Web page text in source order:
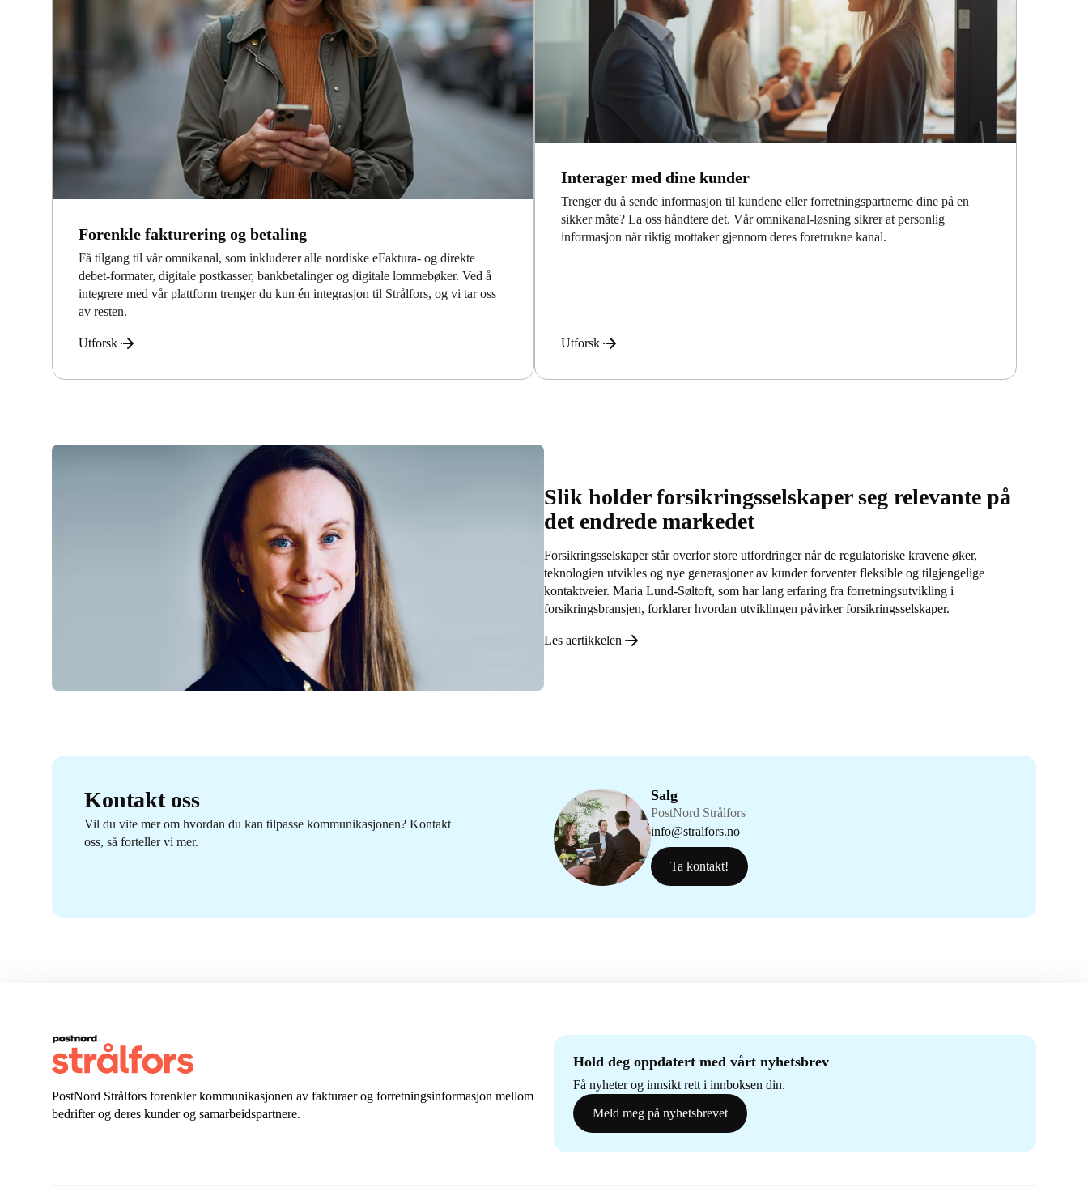
Forenkle fakturering og betaling
Få tilgang til vår omnikanal, som inkluderer alle nordiske eFaktura- og direkte
debet-formater, digitale postkasser, bankbetalinger og digitale lommebøker. Ved å
integrere med vår plattform trenger du kun én integrasjon til Strålfors, og vi tar oss
av resten.
Utforsk
Interager med dine kunder
Trenger du å sende informasjon til kundene eller forretningspartnerne dine på en
sikker måte? La oss håndtere det. Vår omnikanal-løsning sikrer at personlig
informasjon når riktig mottaker gjennom deres foretrukne kanal.
Utforsk
Slik holder forsikringsselskaper seg relevante på
det endrede markedet
Forsikringsselskaper står overfor store utfordringer når de regulatoriske kravene øker,
teknologien utvikles og nye generasjoner av kunder forventer fleksible og tilgjengelige
kontaktveier. Maria Lund-Søltoft, som har lang erfaring fra forretningsutvikling i
forsikringsbransjen, forklarer hvordan utviklingen påvirker forsikringsselskaper.
Les aertikkelen
Kontakt oss
Vil du vite mer om hvordan du kan tilpasse kommunikasjonen? Kontakt
oss, så forteller vi mer.
Salg
PostNord Strålfors
info@stralfors.no
Ta kontakt!
PostNord Strålfors forenkler kommunikasjonen av fakturaer og forretningsinformasjon mellom
bedrifter og deres kunder og samarbeidspartnere.
Hold deg oppdatert med vårt nyhetsbrev
Få nyheter og innsikt rett i innboksen din.
Meld meg på nyhetsbrevet